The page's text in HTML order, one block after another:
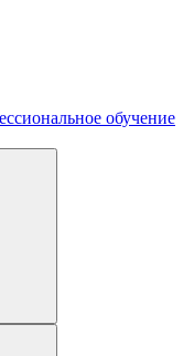
обучение